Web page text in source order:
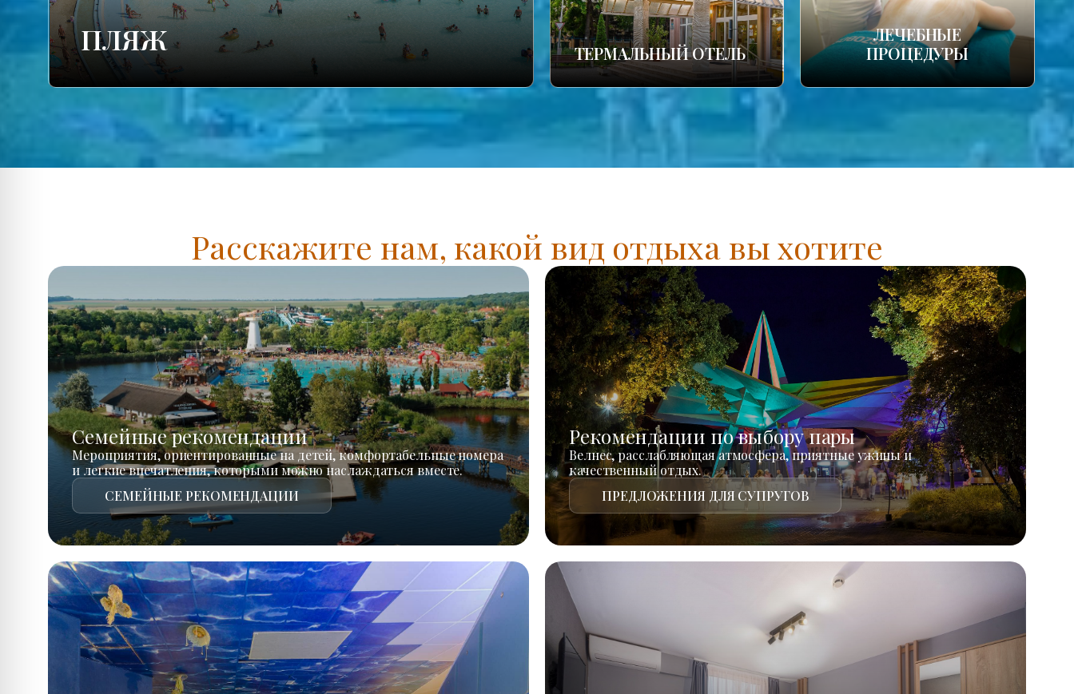
ПЛЯЖ ТЕРМАЛЬНЫЙ ОТЕЛЬ
ЛЕЧЕБНЫЕ
ПРОЦЕДУРЫ
Расскажите нам, какой вид отдыха вы хотите
Семейные рекомендации
Мероприятия, ориентированные на детей, комфортабельные номера
и легкие впечатления, которыми можно наслаждаться вместе.
СЕМЕЙНЫЕ РЕКОМЕНДАЦИИ
Рекомендации по выбору пары
Велнес, расслабляющая атмосфера, приятные ужины и
качественный отдых.
ПРЕДЛОЖЕНИЯ ДЛЯ СУПРУГОВ